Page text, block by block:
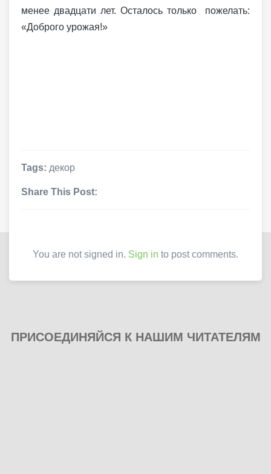
менее двадцати лет. Осталось только пожелать:
«Доброго урожая!»
Tags: декор
Share This Post:
You are not signed in. Sign in to post comments.
ПРИСОЕДИНЯЙСЯ К НАШИМ ЧИТАТЕЛЯМ